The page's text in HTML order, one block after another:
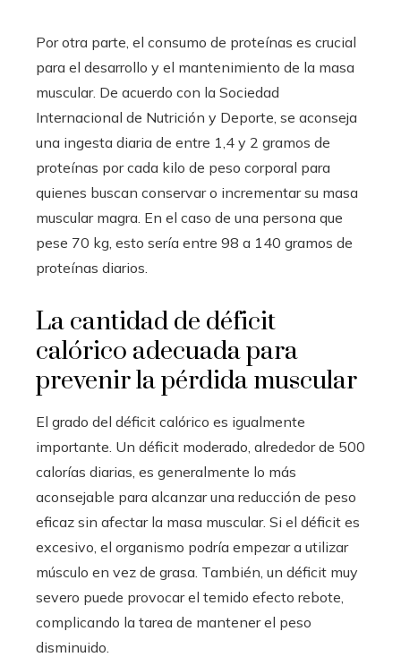
Por otra parte, el consumo de proteínas es crucial
para el desarrollo y el mantenimiento de la masa
muscular. De acuerdo con la Sociedad
Internacional de Nutrición y Deporte, se aconseja
una ingesta diaria de entre 1,4 y 2 gramos de
proteínas por cada kilo de peso corporal para
quienes buscan conservar o incrementar su masa
muscular magra. En el caso de una persona que
pese 70 kg, esto sería entre 98 a 140 gramos de
proteínas diarios.
La cantidad de déficit
calórico adecuada para
prevenir la pérdida muscular
El grado del déficit calórico es igualmente
importante. Un déficit moderado, alrededor de 500
calorías diarias, es generalmente lo más
aconsejable para alcanzar una reducción de peso
eficaz sin afectar la masa muscular. Si el déficit es
excesivo, el organismo podría empezar a utilizar
músculo en vez de grasa. También, un déficit muy
severo puede provocar el temido efecto rebote,
complicando la tarea de mantener el peso
disminuido.